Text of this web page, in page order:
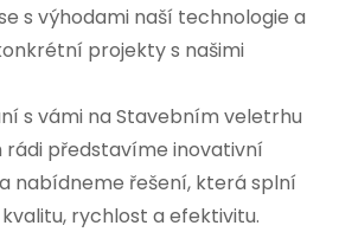
s výhodami naší technologie a
projekty s našimi
s vámi na Stavebním veletrhu
rádi představíme inovativní
nabídneme řešení, která splní
rychlost a efektivitu.